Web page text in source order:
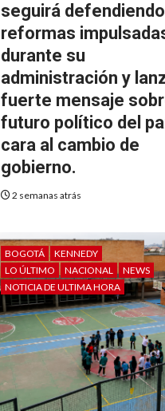
seguirá
reformas
durante su
administración y
fuerte mensaje
futuro político del
cara al cambio de
gobierno.
2 semanas atrás
BOGOTÁ
KENNEDY
LO ÚLTIMO
NACIONAL
NEWS
NOTICIA DE ULTIMA HORA